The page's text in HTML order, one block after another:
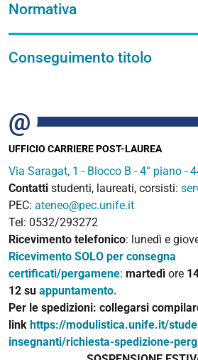
Normativa
Conseguimento titolo
UFFICIO CARRIERE POST-LAUREA
Via Saragat, 1 - Blocco B - 4° piano -
Contatti studenti, laureati, corsisti:
PEC: ateneo@pec.unife.it
Tel: 0532/293272
Ricevimento telefonico: lunedì e
Ricevimento SOLO per consegna
certificati/pergamene: martedì ore
12 su appuntamento.
Per le spedizioni: collegarsi
link https://modulistica.unife.it/
insegnanti/richiesta-spedizione-